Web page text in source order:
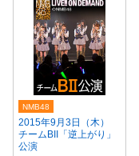
2015年9月3日（木）
チームBII「逆上がり」
公演
NMB48